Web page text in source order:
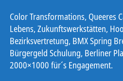
Color Transformations, Queeres
Lebens, Zukunftswerkstätten,
Bezirksvertretung, BMX Spring
Bürgergeld Schulung, Berliner
2000×1000 für´s Engagement.